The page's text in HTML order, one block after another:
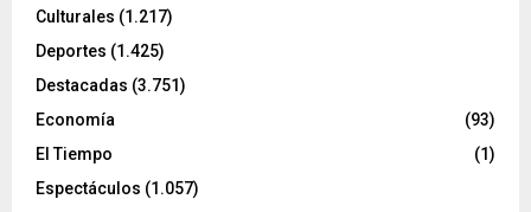
Culturales (1.217)
Deportes (1.425)
Destacadas (3.751)
Economía
(93)
El Tiempo
(1)
Espectáculos (1.057)